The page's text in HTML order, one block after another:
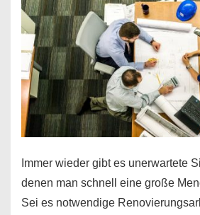
klar!
Immer wieder gibt es unerwartete
denen man schnell eine große
Sei es notwendige